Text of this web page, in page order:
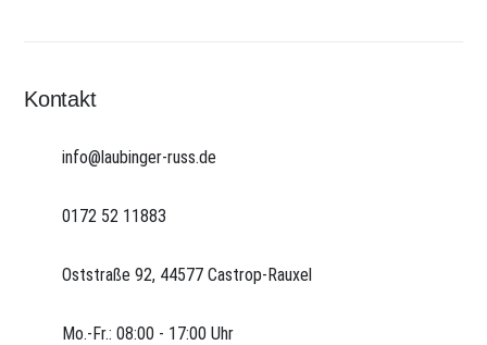
Kontakt
info@laubinger-russ.de
0172 52 11883
Oststraße 92, 44577 Castrop-Rauxel
Mo.-Fr.: 08:00 - 17:00 Uhr